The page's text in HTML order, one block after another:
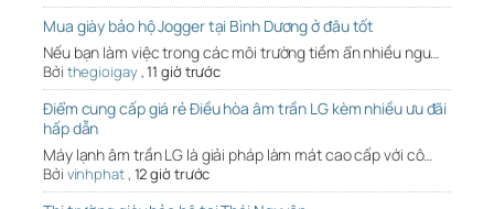
Mua giày bảo hộ Jogger tại Bình Dương ở đâu tốt
Nếu bạn làm việc trong các môi trường tiềm ẩn nhiều ngu…
Bởi thegioigay,11 giờ trước
Điểm cung cấp giá rẻ Điều hòa âm trần LG kèm nhiều ưu đãi
hấp dẫn
Máy lạnh âm trần LG là giải pháp làm mát cao cấp với cô…
Bởi vinhphat, 12 giờ trước